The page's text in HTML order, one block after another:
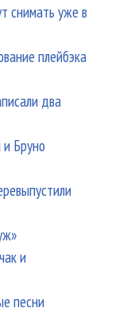
снимать уже в
плейбэка
два
Бруно
и
песни